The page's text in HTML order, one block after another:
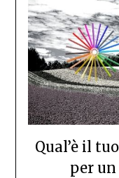
Qual’è il
per